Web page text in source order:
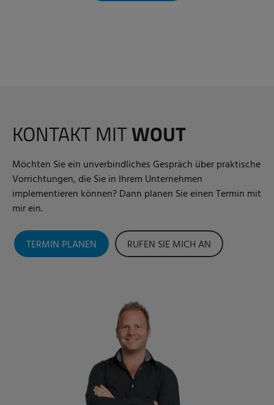
KONTAKT MITWOUT
Möchten Sie ein unverbindliches Gespräch über praktische
Vorrichtungen, die Sie in Ihrem Unternehmen
implementieren können? Dann planen Sie einen Termin mit
mir ein.
TERMIN PLANEN RUFEN SIE MICH AN